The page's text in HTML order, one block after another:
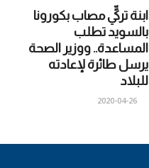
ابنة تركيٍّ مصاب بكورونا
بالسويد تطلب
المساعدة.. ووزير الصحة
يرسل طائرة لإعادته
للبلاد
2020-04-26